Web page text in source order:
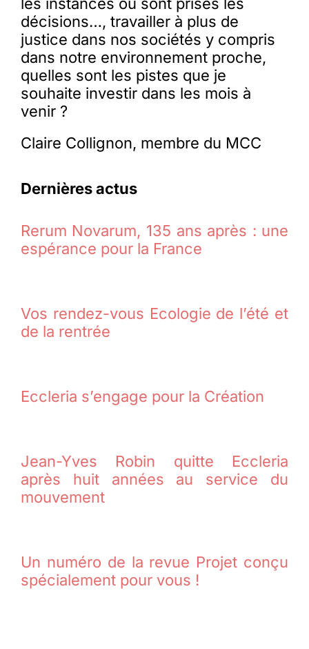
les instances où sont prises les
décisions…, travailler à plus de
justice dans nos sociétés y compris
dans notre environnement proche,
quelles sont les pistes que je
souhaite investir dans les mois à
venir ?
Claire Collignon, membre du MCC
Dernières actus
Rerum Novarum, 135 ans après : une
espérance pour la France
Vos rendez-vous Ecologie de l’été et
de la rentrée
Eccleria s’engage pour la Création
Jean-Yves Robin quitte Eccleria
après huit années au service du
mouvement
Un numéro de la revue Projet conçu
spécialement pour vous !